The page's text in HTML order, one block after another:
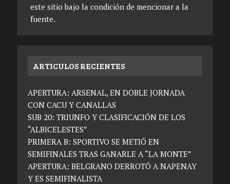
este sitio bajo la condición de mencionar a la
fuente.
ARTICULOS RECIENTES
APERTURA: ARSENAL, EN DOBLE JORNADA
CON CACU Y CANALLAS
SUB 20: TRIUNFO Y CLASIFICACIÓN DE LOS
“ALBICELESTES”
PRIMERA B: SPORTIVO SE METIÓ EN
SEMIFINALES TRAS GANARLE A “LA MONTE”
APERTURA: BELGRANO DERROTÓ A NAPENAY
Y ES SEMIFINALISTA